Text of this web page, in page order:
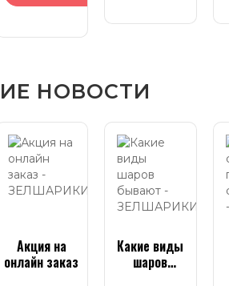
НОВОСТИ
Акция на
онлайн заказ
Какие виды
шаров